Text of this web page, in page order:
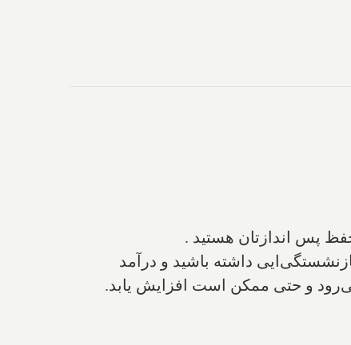
پس اندازتان هستید .
داشته باشید و درآمد
و حتی ممکن است افزایش یابد.